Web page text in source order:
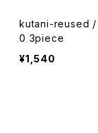
kutani-reused /
0 3piece
¥1,540